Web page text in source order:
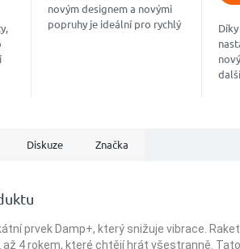
novým designem a novými
popruhy je ideální pro rychlý
Diskuze Značka
prvek Damp+, který snižuje vibrace.
až 4 rokem, které chtějí hrát všestranně.